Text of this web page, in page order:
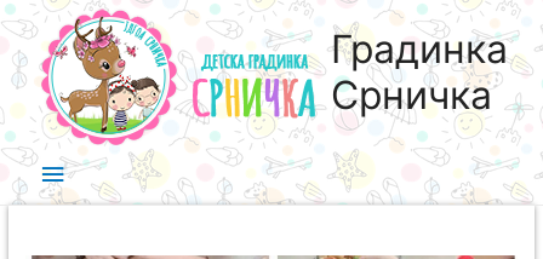
Градинка
Срничка